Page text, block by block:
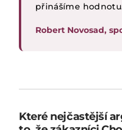
přinášíme
Robert Novosad,
Které nejčastější